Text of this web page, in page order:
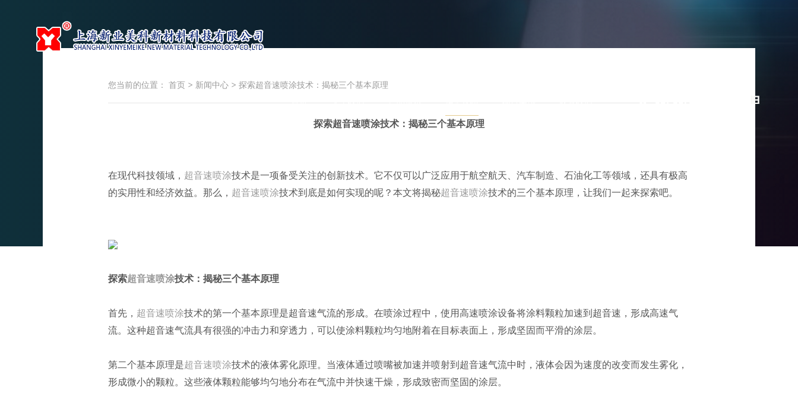
首页 关于我们 产品展示 信息发布 项目案例 联系我们 021-58735205
2025-02-20 08:44:53 | 来源： 上海新业美科新材料科技有限公司 |阅读：2771
您当前的位置： 首页 > 新闻中心 > 探索超音速喷涂技术：揭秘三个基本原理
探索超音速喷涂技术：揭秘三个基本原理
在现代科技领域， 超音速喷涂技术是一项备受关注的创新技术。它不仅可以广泛应用于航空航天、汽车制造、石油化工等领域，还具有极高
的实用性和经济效益。那么， 超音速喷涂技术到底是如何实现的呢？本文将揭秘超音速喷涂技术的三个基本原理，让我们一起来探索吧。
探索超音速喷涂技术：揭秘三个基本原理
首先， 超音速喷涂技术的第一个基本原理是超音速气流的形成。在喷涂过程中，使用高速喷涂设备将涂料颗粒加速到超音速，形成高速气
流。这种超音速气流具有很强的冲击力和穿透力，可以使涂料颗粒均匀地附着在目标表面上，形成坚固而平滑的涂层。
第二个基本原理是超音速喷涂技术的液体雾化原理。当液体通过喷嘴被加速并喷射到超音速气流中时，液体会因为速度的改变而发生雾化，
形成微小的颗粒。这些液体颗粒能够均匀地分布在气流中并快速干燥，形成致密而坚固的涂层。